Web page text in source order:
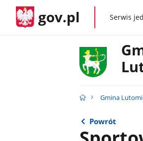
gov.pl gov.plSerwis
Gmina
Powrót